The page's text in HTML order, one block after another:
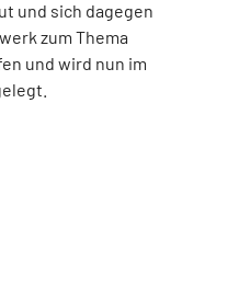
und sich dagegen
zum Thema
und wird nun im